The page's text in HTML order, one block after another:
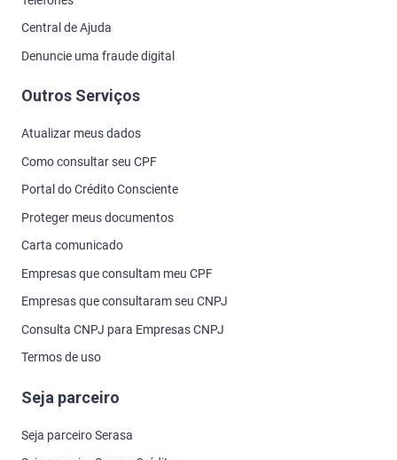
Central de Ajuda
Denuncie uma fraude digital
Outros Serviços
Atualizar meus dados
Como consultar seu CPF
Portal do Crédito Consciente
Proteger meus documentos
Carta comunicado
Empresas que consultam meu CPF
Empresas que consultaram seu CNPJ
Consulta CNPJ para Empresas CNPJ
Termos de uso
Seja parceiro
Seja parceiro Serasa